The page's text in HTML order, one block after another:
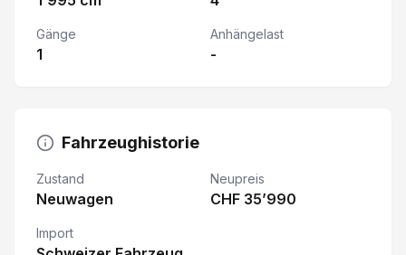
Gänge
1
Anhängelast
-
Fahrzeughistorie
Zustand
Neuwagen
Neupreis
CHF 35’990
Import